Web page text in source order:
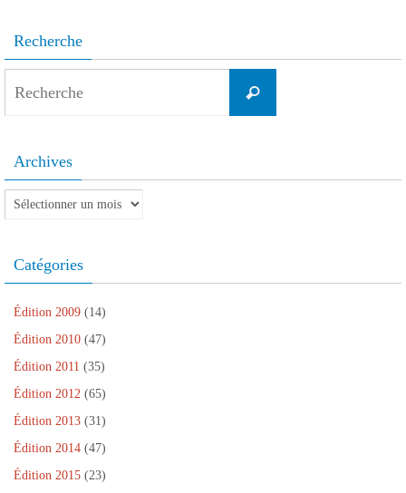
Recherche
Recherche
Archives
Archives
Catégories
Édition 2009 (14)
Édition 2010 (47)
Édition 2011 (35)
Édition 2012 (65)
Édition 2013 (31)
Édition 2014 (47)
Édition 2015 (23)